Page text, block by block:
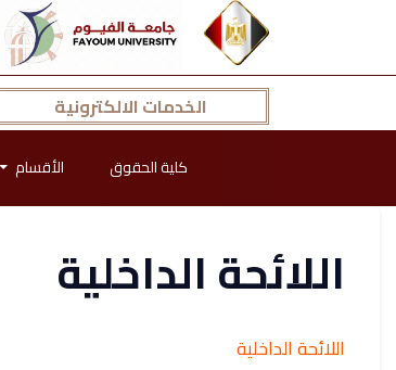
الخدمات الالكترونية
كلية الحقوق الأقسام
اللائحة الداخلية
اللائحة الداخلية